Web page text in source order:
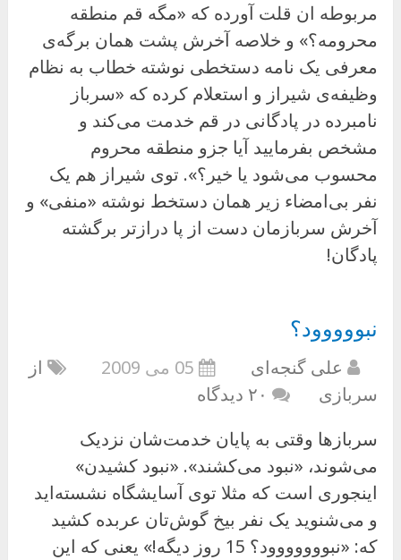
مربوطه ان قلت آورده که «مگه قم منطقه
محرومه؟» و خلاصه آخرش پشت همان برگه‌ی
معرفی یک نامه دستخطی نوشته خطاب به نظام
وظیفه‌ی شیراز و استعلام کرده که «سرباز
نامبرده در پادگانی در قم خدمت می‌کند و
مشخص بفرمایید آیا جزو منطقه محروم
محسوب می‌شود یا خیر؟». توی شیراز هم یک
نفر بی‌امضاء زیر همان دستخط نوشته «منفی» و
آخرش سربازمان دست از پا درازتر برگشته
پادگان!
نبووووود؟
علی گنجه‌ای 05 می 2009
از
سربازی
۲۰ دیدگاه
سربازها وقتی به پایان خدمت‌شان نزدیک
می‌شوند، «نبود می‌کشند». «نبود کشیدن»
اینجوری است که مثلا توی آسایشگاه نشسته‌اید
و می‌شنوید یک نفر بیخ گوش‌تان عربده کشید
که: «نبووووووود؟ 15 روز دیگه!» یعنی که این